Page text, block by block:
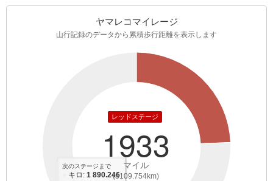
レッドステージ
1933
マイル
(3109.754km)
ヤマレコマイレージ
山行記録のデータから累積歩行距離を表示します
次のステージまで
キロ: 1 890.246